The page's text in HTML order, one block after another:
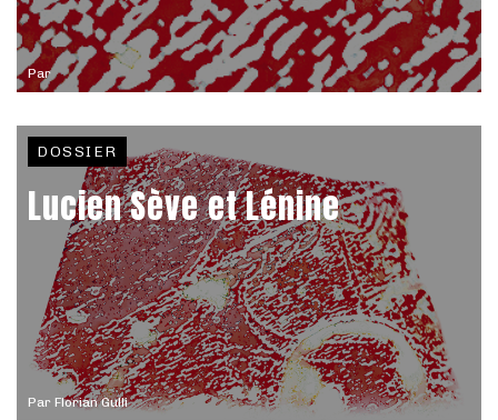
Par
Par Florian Gulli
DOSSIER
Lucien Sève et Lénine